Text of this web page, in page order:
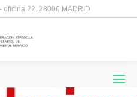
oficina 22, 28006 MADRID